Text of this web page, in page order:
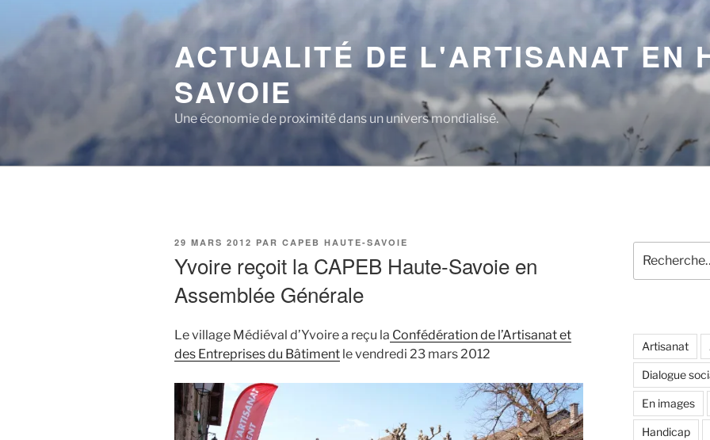
contenu
principal
ACTUALITÉ DE L'ARTISANAT EN
SAVOIE
Une économie de proximité dans un univers mondialisé.
PUBLIÉ
29 MARS 2012 PAR CAPEB HAUTE-SAVOIE
Yvoire reçoit la CAPEB Haute-Savoie en
Assemblée Générale
Le village Médiéval d’Yvoire a reçu la Confédération de l’Artisanat et
des Entreprises du Bâtiment le vendredi 23 mars 2012
pour
:
Artisanat
Dialogue
En images
Handicap